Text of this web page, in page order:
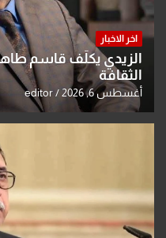
اخر الاخبار
الزيدي يكلّف قاسم
الثقافة
أغسطس 6, 2026 editor